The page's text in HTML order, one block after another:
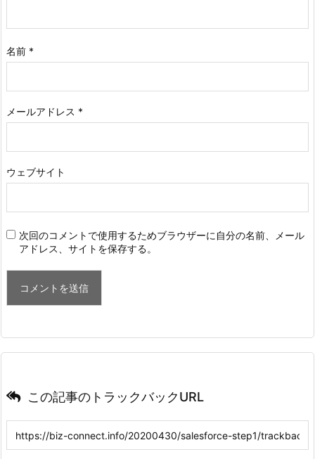
名前 *
メールアドレス *
ウェブサイト
次回のコメントで使用するためブラウザーに自分の名前、メール
アドレス、サイトを保存する。
この記事のトラックバックURL